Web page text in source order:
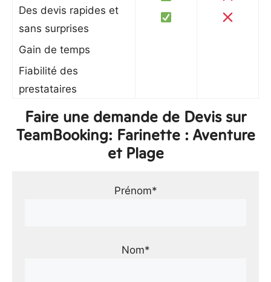
Des devis rapides et
sans surprises
Gain de temps
Fiabilité des
prestataires
Faire une demande de Devis sur
TeamBooking: Farinette : Aventure
et Plage
Prénom*
Nom*